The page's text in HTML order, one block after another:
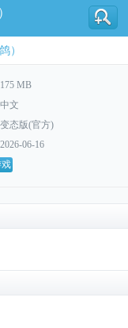
）
MB
文
态版(官方)
06-16